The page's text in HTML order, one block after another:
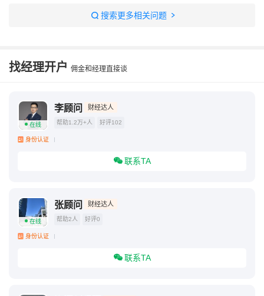
国家为何不建议购买重疾险
搜索更多相关问题
找经理开户 佣金和经理直接谈
在线
李顾问 财经达人
帮助1.2万+人 好评102
身份认证
联系TA
在线
张顾问 财经达人
帮助2人 好评0
身份认证
联系TA